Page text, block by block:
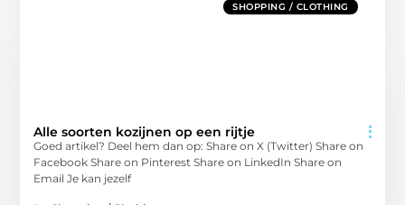
SHOPPING / CLOTHING
Alle soorten kozijnen op een rijtje
Goed artikel? Deel hem dan op: Share on X (Twitter) Share on
Facebook Share on Pinterest Share on LinkedIn Share on
Email Je kan jezelf